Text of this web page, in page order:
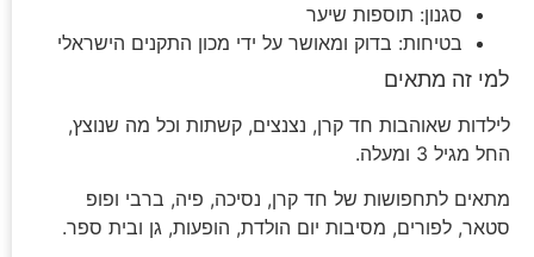
סגנון: תוספות שיער
בטיחות: בדוק ומאושר על ידי מכון התקנים הישראלי
למי זה מתאים
לילדות שאוהבות חד קרן, נצנצים, קשתות וכל מה שנוצץ,
החל מגיל 3 ומעלה.
מתאים לתחפושות של חד קרן, נסיכה, פיה, ברבי ופופ
סטאר, לפורים, מסיבות יום הולדת, הופעות, גן ובית ספר.